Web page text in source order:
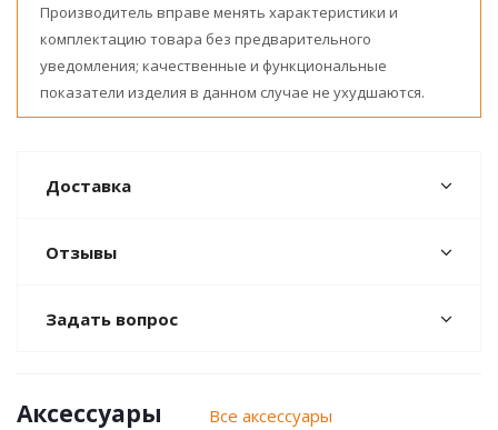
Производитель вправе менять характеристики и
комплектацию товара без предварительного
уведомления; качественные и функциональные
показатели изделия в данном случае не ухудшаются.
Доставка
Отзывы
Задать вопрос
Аксессуары Все аксессуары